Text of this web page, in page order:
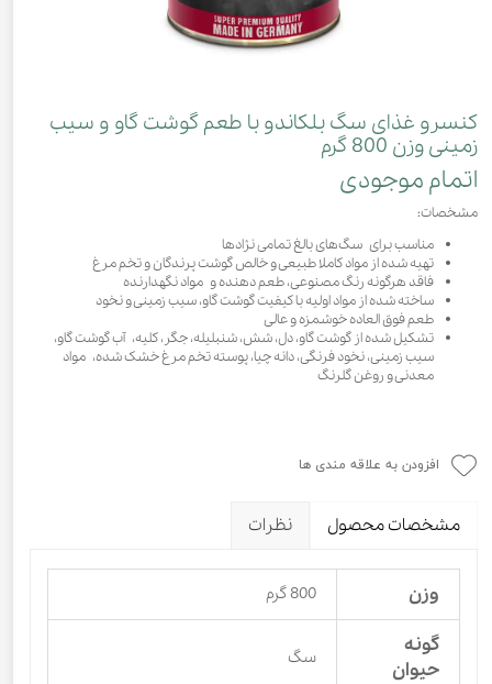
کنسرو غذای سگ بلکاندو با طعم گوشت گاو و سیب
زمینی وزن 800 گرم
اتمام موجودی
مشخصات:
مناسب برای سگ‌های بالغ تمامی نژادها
تهیه شده از مواد کاملا طبیعی و خالص گوشت پرندگان و تخم مرغ
فاقد هرگونه رنگ مصنوعی، طعم دهنده و مواد نگهدارنده
ساخته شده از مواد اولیه با کیفیت گوشت گاو، سیب زمینی و نخود
طعم فوق العاده خوشمزه و عالی
تشکیل شده از گوشت گاو، دل، شش، شنبلیله، جگر، کلیه، آب گوشت گاو،
سیب زمینی، نخود فرنگی، دانه چیا، پوسته تخم مرغ خشک شده، مواد
معدنی و روغن گلرنگ
افزودن به علاقه مندی ها
مشخصات محصول نظرات
وزن 800 گرم
گونه
حیوان
سگ